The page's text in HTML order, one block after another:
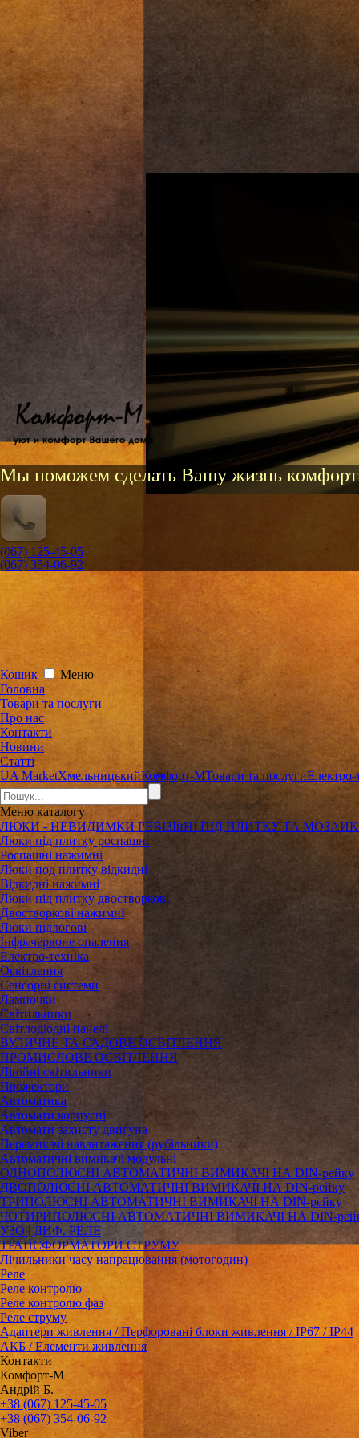
Мы поможем сделать Вашу жизнь
(067) 125-45-05
(067) 354-06-92
Кошик
Меню
Головна
Товари та послуги
Про нас
Контакти
Новини
Статті
UA MarketХмельницькийКомфорт-МТовари та послугиЕлектро-
Меню каталогу
ЛЮКИ - НЕВИДИМКИ РЕВІЗІйНІ ПІД ПЛИТКУ ТА
Люки під плитку роспашні
Роспашні нажимні
Люки под плитку відкидні
Відкидні нажимні
Люки під плитку двостворкові
Двостворкові нажимні
Люки підлогові
Інфрачервоне опалення
Електро-техніка
Освітлення
Сенсорні системи
Лампочки
Світильники
Світлодіодні панелі
ВУЛИЧНЕ ТА САДОВЕ ОСВІТЛЕННЯ
ПРОМИСЛОВЕ ОСВІТЛЕННЯ
Лінійні світильники
Прожектори
Автоматика
Автомати корпусні
Автомати захисту двигуна
Перемикачі навантаження (рубільники)
Автоматичні вимикачі модульні
ОДНОПОЛЮСНІ АВТОМАТИЧНІ ВИМИКАЧІ НА DIN-рейку
ДВОПОЛЮСНІ АВТОМАТИЧНІ ВИМИКАЧІ НА DIN-рейку
ТРИПОЛЮСНІ АВТОМАТИЧНІ ВИМИКАЧІ НА DIN-рейку
ЧОТИРИПОЛЮСНІ АВТОМАТИЧНІ ВИМИКАЧІ НА DIN-
УЗО | ДИФ. РЕЛЕ
ТРАНСФОРМАТОРИ СТРУМУ
Лічильники часу напрацювання (мотогодин)
Реле
Реле контролю
Реле контролю фаз
Реле струму
Адаптери живлення / Перфоровані блоки живлення / IP67 / IP44
АКБ / Елементи живлення
Контакти
Комфорт-М
Андрій Б.
+38 (067) 125-45-05
+38 (067) 354-06-92
Viber